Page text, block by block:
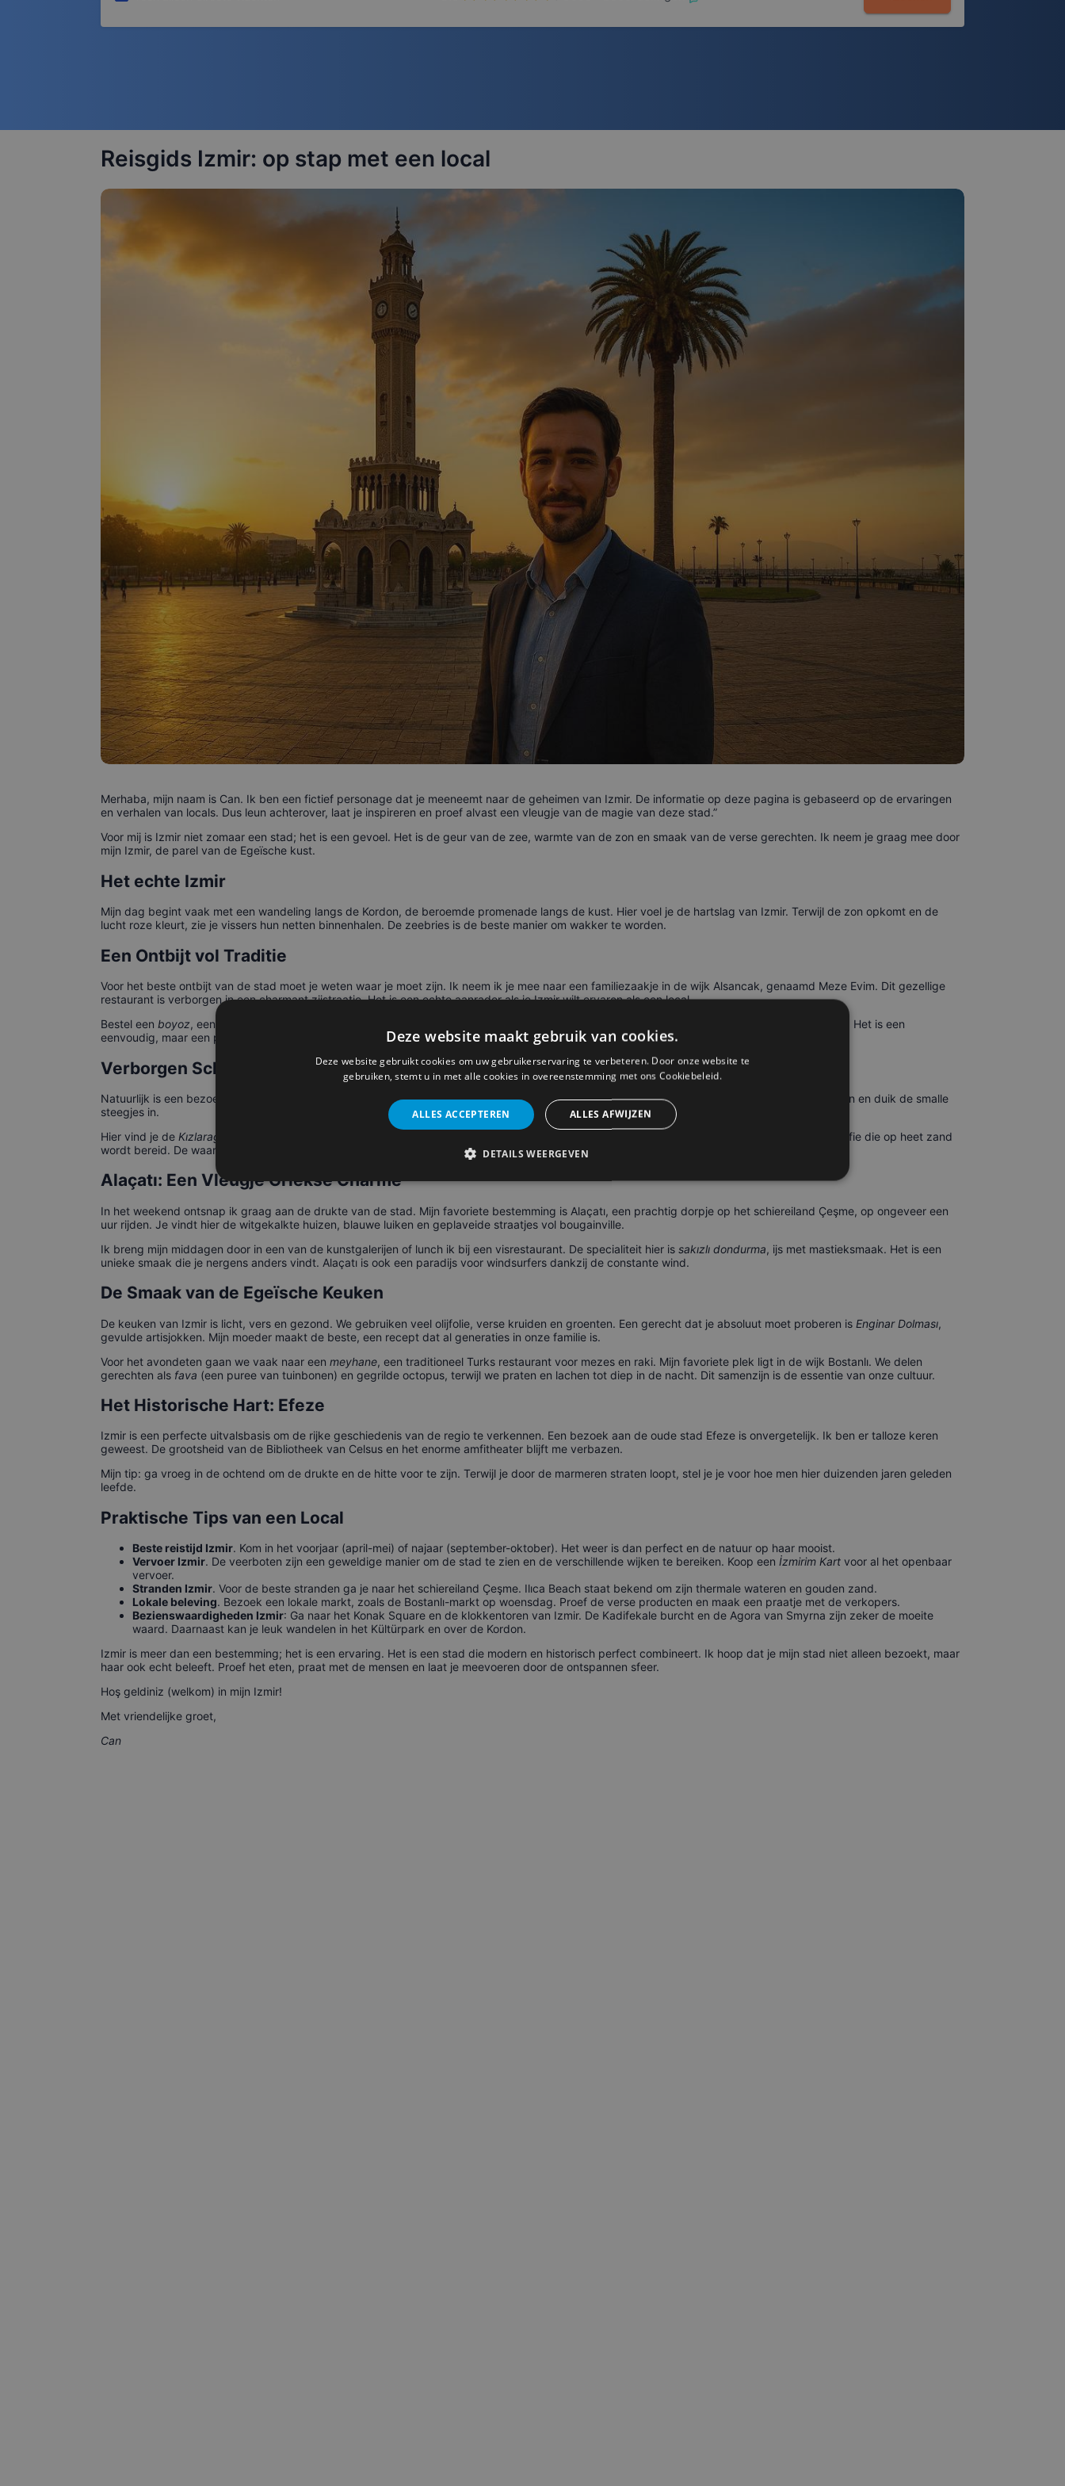
Reisgids Izmir: op stap met een local
Merhaba, mijn naam is Can. Ik ben een fictief personage dat je meeneemt naar de geheimen van Izmir. De informatie op deze pagina is gebaseerd op de ervaringen
en verhalen van locals. Dus leun achterover, laat je inspireren en proef alvast een vleugje van de magie van deze stad.”
Voor mij is Izmir niet zomaar een stad; het is een gevoel. Het is de geur van de zee, warmte van de zon en smaak van de verse gerechten. Ik neem je graag mee door
mijn Izmir, de parel van de Egeïsche kust.
Het echte Izmir
Mijn dag begint vaak met een wandeling langs de Kordon, de beroemde promenade langs de kust. Hier voel je de hartslag van Izmir. Terwijl de zon opkomt en de
lucht roze kleurt, zie je vissers hun netten binnenhalen. De zeebries is de beste manier om wakker te worden.
Een Ontbijt vol Traditie
Voor het beste ontbijt van de stad moet je weten waar je moet zijn. Ik neem ik je mee naar een familiezaakje in de wijk Alsancak, genaamd Meze Evim. Dit gezellige
restaurant is verborgen in een charmant zijstraatje. Het is een echte aanrader als je Izmir wilt ervaren als een local.
Bestel een boyoz, een uniek bladerdeeggebak dat je alleen in Izmir vindt. Traditioneel eet je dit met een hardgekookt ei en een glas Turkse thee. Het is een
eenvoudig, maar een perfect begin van de dag. Dit is de smaak van mijn jeugd.
Verborgen Schatten in Kemeraltı Bazaar
Natuurlijk is een bezoek aan de Kemeraltı Bazaar een must. Maar laat mij je de verborgen hoekjes laten zien. Loop voorbij de drukke hoofdstraten en duik de smalle
steegjes in.
Hier vind je de Kızlarağası Hanı
, een oude karavanserai die is omgetoverd tot een sfeervolle binnenplaats. Ga hier zitten voor een kop Turkse koffie die op heet zand
wordt bereid. De waarzegster leest je toekomst uit het koffiedik als je durft. Dit is een plek waar de tijd lijkt stil te staan.
Alaçatı: Een Vleugje Griekse Charme
In het weekend ontsnap ik graag aan de drukte van de stad. Mijn favoriete bestemming is Alaçatı, een prachtig dorpje op het schiereiland Çeşme, op ongeveer een
uur rijden. Je vindt hier de witgekalkte huizen, blauwe luiken en geplaveide straatjes vol bougainville.
Ik breng mijn middagen door in een van de kunstgalerijen of lunch ik bij een visrestaurant. De specialiteit hier is sakızlı dondurma, ijs met mastieksmaak. Het is een
unieke smaak die je nergens anders vindt. Alaçatı is ook een paradijs voor windsurfers dankzij de constante wind.
De Smaak van de Egeïsche Keuken
De keuken van Izmir is licht, vers en gezond. We gebruiken veel olijfolie, verse kruiden en groenten. Een gerecht dat je absoluut moet proberen is Enginar Dolması,
gevulde artisjokken. Mijn moeder maakt de beste, een recept dat al generaties in onze familie is.
Voor het avondeten gaan we vaak naar een meyhane, een traditioneel Turks restaurant voor mezes en raki. Mijn favoriete plek ligt in de wijk Bostanlı. We delen
gerechten als fava (een puree van tuinbonen) en gegrilde octopus, terwijl we praten en lachen tot diep in de nacht. Dit samenzijn is de essentie van onze cultuur.
Het Historische Hart: Efeze
Izmir is een perfecte uitvalsbasis om de rijke geschiedenis van de regio te verkennen. Een bezoek aan de oude stad Efeze is onvergetelijk. Ik ben er talloze keren
geweest. De grootsheid van de Bibliotheek van Celsus en het enorme amfitheater blijft me verbazen.
Mijn tip: ga vroeg in de ochtend om de drukte en de hitte voor te zijn. Terwijl je door de marmeren straten loopt, stel je je voor hoe men hier duizenden jaren geleden
leefde.
Praktische Tips van een Local
Beste reistijd Izmir. Kom in het voorjaar (april-mei) of najaar (september-oktober). Het weer is dan perfect en de natuur op haar mooist.
Vervoer Izmir. De veerboten zijn een geweldige manier om de stad te zien en de verschillende wijken te bereiken. Koop een İzmirim Kart voor al het openbaar
vervoer.
Stranden Izmir. Voor de beste stranden ga je naar het schiereiland Çeşme. Ilıca Beach staat bekend om zijn thermale wateren en gouden zand.
Lokale beleving. Bezoek een lokale markt, zoals de Bostanlı-markt op woensdag. Proef de verse producten en maak een praatje met de verkopers.
Bezienswaardigheden Izmir: Ga naar het Konak Square en de klokkentoren van Izmir. De Kadifekale burcht en de Agora van Smyrna zijn zeker de moeite
waard. Daarnaast kan je leuk wandelen in het Kültürpark en over de Kordon.
Izmir is meer dan een bestemming; het is een ervaring. Het is een stad die modern en historisch perfect combineert. Ik hoop dat je mijn stad niet alleen bezoekt, maar
haar ook echt beleeft. Proef het eten, praat met de mensen en laat je meevoeren door de ontspannen sfeer.
Hoş geldiniz (welkom) in mijn Izmir!
Met vriendelijke groet,
Can
Deze website maakt gebruik van cookies.
Deze website gebruikt cookies om uw gebruikerservaring te verbeteren. Door onze website te
gebruiken, stemt u in met alle cookies in overeenstemming met ons Cookiebeleid.
ALLES ACCEPTEREN ALLES AFWIJZEN
DETAILS WEERGEVEN